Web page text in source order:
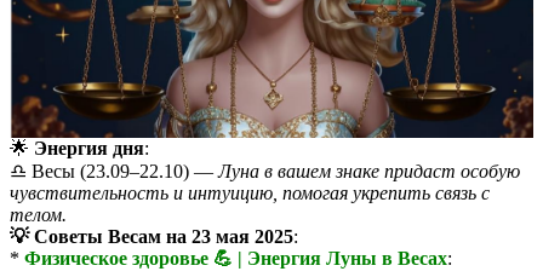
🌟 Энергия дня:
♎️ Весы (23.09–22.10) —Луна в вашем знаке придаст особую
чувствительность и интуицию, помогая укрепить связь с
телом.
💡 Советы Весам на 23 мая 2025:
* Физическое здоровье 💪 | Энергия Луны в Весах: